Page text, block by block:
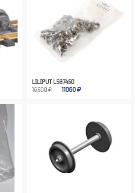
LILIPUT L587450
16590 ₽
11060